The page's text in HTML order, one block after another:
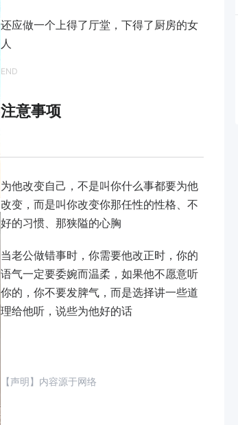
还应做一个上得了厅堂，下得了厨房的女
人
END
注意事项
为他改变自己，不是叫你什么事都要为他
改变，而是叫你改变你那任性的性格、不
好的习惯、那狭隘的心胸
当老公做错事时，你需要他改正时，你的
语气一定要委婉而温柔，如果他不愿意听
你的，你不要发脾气，而是选择讲一些道
理给他听，说些为他好的话
【声明】内容源于网络